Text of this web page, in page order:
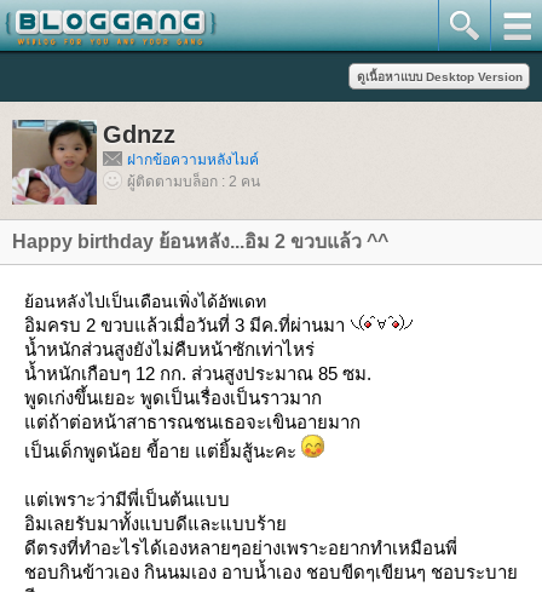
Gdnzz
ฝากข้อความหลังไมค์
ผู้ติดตามบล็อก : 2 คน
Happy birthday ย้อนหลัง...อิม 2 ขวบแล้ว ^^
้อนหลังไปเป็นเดือนเพิ่งได้อัพเดท
อิมครบ 2 ขวบแล้วเมื่อวันที่ 3 มีค.ที่ผ่านมา
น้ำหนักส่วนสูงยังไม่คืบหน้าซักเท่าไหร่
น้ำหนักเกือบๆ 12 กก. ส่วนสูงประมาณ 85 ซม.
พูดเก่งขึ้นเยอะ พูดเป็นเรื่องเป็นราวมาก
ต่ถ้าต่อหน้าสาธารณชนเธอจะเขินอายมาก
เป็นเด็กพูดน้อย ขี้อาย แต่ยิ้มสู้นะคะ
ต่เพราะว่ามีพี่เป็นต้นแบบ
อิมเลยรับมาทั้งแบบดีและแบบร้า
ดีตรงที่ทำอะไรได้เองหลายๆอย่างเพราะอยากทำเหมือนพี่
ชอบกินข้าวเอง กินนมเอง อาบน้ำเอง ชอบขีดๆเขียนๆ ชอบระบา